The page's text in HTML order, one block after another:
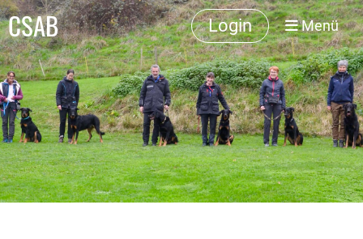
CSAB Login Menü